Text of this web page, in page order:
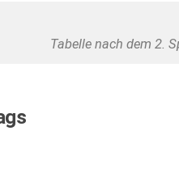
Tabelle nach dem 2.